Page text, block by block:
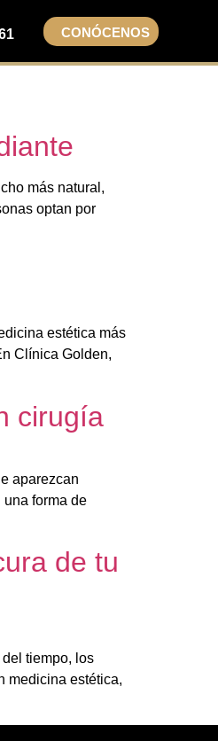
CONÓCENOS
más natural,
optan por
estética más
Clínica Golden,
cirugía
aparezcan
forma de
de tu
tiempo, los
medicina estética,